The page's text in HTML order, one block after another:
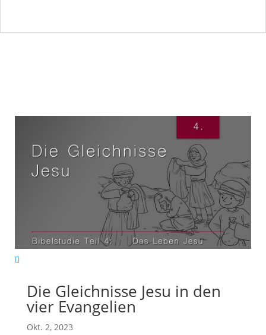
Die Gleichnisse Jesu in den
vier Evangelien
Okt. 2, 2023